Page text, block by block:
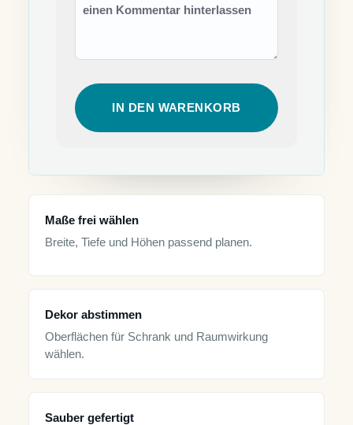
IN DEN WARENKORB
Maße frei wählen
Breite, Tiefe und Höhen passend planen.
Dekor abstimmen
Oberflächen für Schrank und Raumwirkung
wählen.
Sauber gefertigt